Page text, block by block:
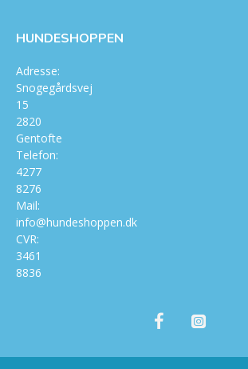
HUNDESHOPPEN
Adresse:
Snogegårdsvej
15
2820
Gentofte
Telefon:
4277
8276
Mail:
info@hundeshoppen.dk
CVR:
3461
8836